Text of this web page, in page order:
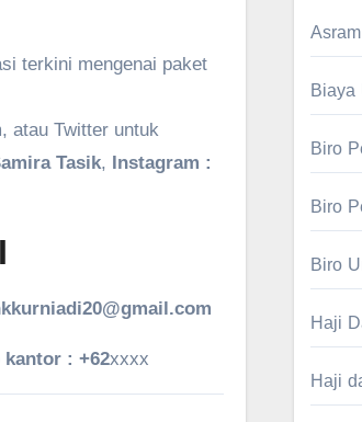
terkini mengenai paket
atau Twitter untuk
Tasik, Instagram :
kantor : +62xxxx
Biaya
Biro
Biro
Biro
Haji
Haji